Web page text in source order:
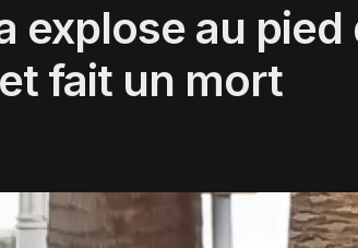
explose au pied
fait un mort